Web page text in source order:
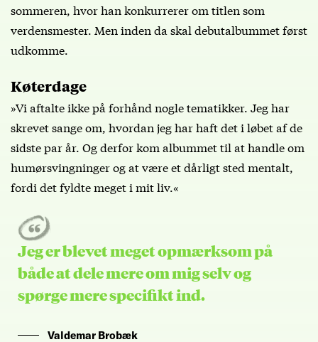
sommeren, hvor han konkurrerer om titlen som
verdensmester. Men inden da skal debutalbummet først
udkomme.
Køterdage
»Vi aftalte ikke på forhånd nogle tematikker. Jeg har
skrevet sange om, hvordan jeg har haft det i løbet af de
sidste par år. Og derfor kom albummet til at handle om
humørsvingninger og at være et dårligt sted mentalt,
fordi det fyldte meget i mit liv.«
Jeg er blevet meget opmærksom på
både at dele mere om mig selv og
spørge mere specifikt ind.
Valdemar Brobæk